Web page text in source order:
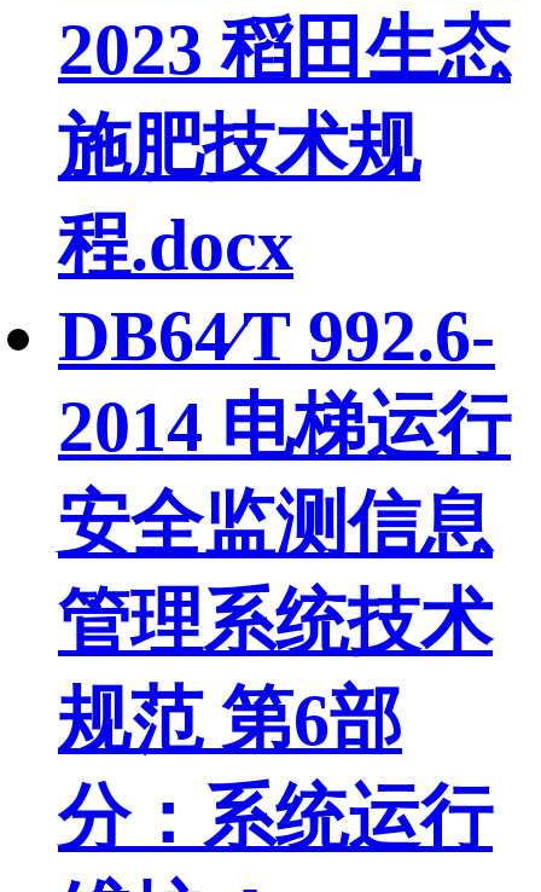
2023 稻田生态
施肥技术规
程.docx
DB64∕T 992.6-
2014 电梯运行
安全监测信息
管理系统技术
规范 第6部
分：系统运行